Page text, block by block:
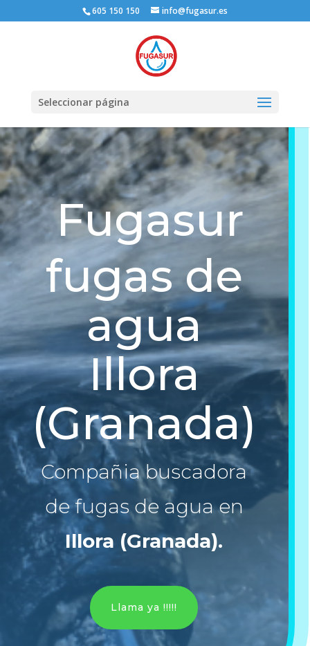
605 150 150 info@fugasur.es
Seleccionar página
Fugasur
fugas de
agua
Illora
(Granada)
Compañia buscadora
de fugas de agua en
Illora (Granada).
Llama ya !!!!!